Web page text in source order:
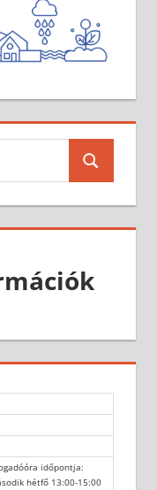
Search
időpontja:
hétfő 13:00-15:00